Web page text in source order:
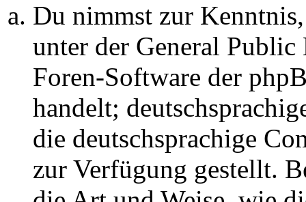
Du nimmst zur
unter der General
Foren-Software der
handelt;
die deutschsprachige
zur Verfügung gestellt.